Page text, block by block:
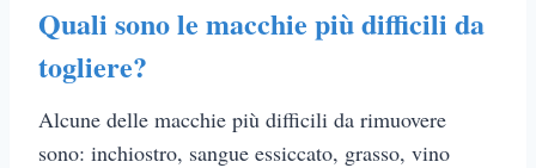
Quali sono le macchie più difficili da
togliere?
Alcune delle macchie più difficili da rimuovere
sono: inchiostro, sangue essiccato, grasso, vino